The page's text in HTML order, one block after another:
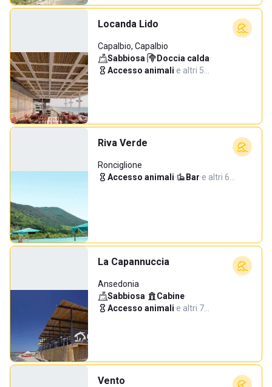
Locanda Lido
Capalbio, Capalbio
Sabbiosa· Doccia calda·
Accesso animali·e altri 5…
Riva Verde
Ronciglione
Accesso animali· Bar·e altri 6…
La Capannuccia
Ansedonia
Sabbiosa· Cabine·
Accesso animali·e altri 7…
Vento